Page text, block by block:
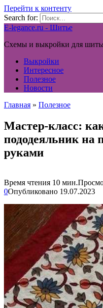
Перейти к контенту
Search for:
E-legance.ru - Шитье
Схемы и выкройки для
Выкройки
Интересное
Полезное
Новости
Главная » Полезное
Мастер-класс:
пододеяльник на
руками
Время чтения 10 мин.
0Опубликовано 19.07.2023